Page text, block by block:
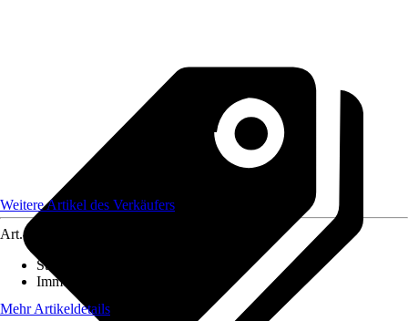
Weitere Artikel des Verkäufers
Art.-Nr.
Standort
Immergrün
Mehr Artikeldetails